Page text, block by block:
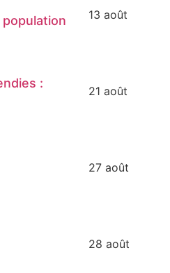
:
13 août
21 août
27 août
28 août